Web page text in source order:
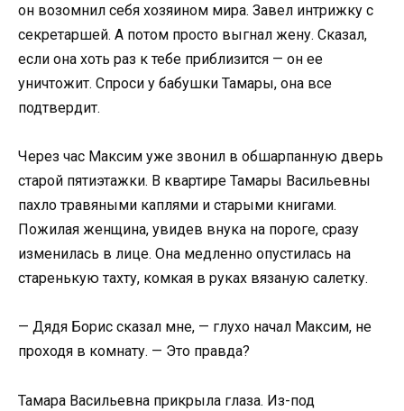
он возомнил себя хозяином мира. Завел интрижку с
секретаршей. А потом просто выгнал жену. Сказал,
если она хоть раз к тебе приблизится — он ее
уничтожит. Спроси у бабушки Тамары, она все
подтвердит.
Через час Максим уже звонил в обшарпанную дверь
старой пятиэтажки. В квартире Тамары Васильевны
пахло травяными каплями и старыми книгами.
Пожилая женщина, увидев внука на пороге, сразу
изменилась в лице. Она медленно опустилась на
старенькую тахту, комкая в руках вязаную салетку.
— Дядя Борис сказал мне, — глухо начал Максим, не
проходя в комнату. — Это правда?
Тамара Васильевна прикрыла глаза. Из-под